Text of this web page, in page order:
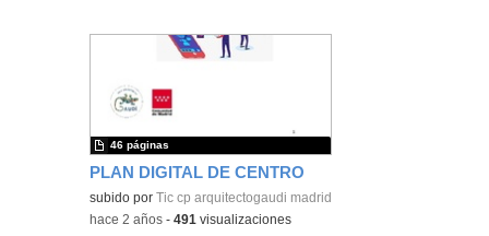
PLAN DIGITAL DE CENTRO
subido por Tic cp arquitectogaudi madrid
46 páginas
-hace 2 años -491 visualizaciones